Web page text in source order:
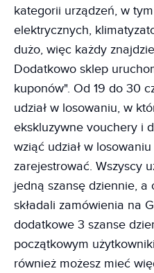
kategorii urządzeń, w
elektrycznych,
dużo, więc każdy
Dodatkowo sklep
kuponów". Od 19 do 30
udział w losowaniu, w
ekskluzywne vouchery i
wziąć udział w
zarejestrować. Wszyscy
jedną szansę dziennie, a
składali zamówienia na
dodatkowe 3 szanse
początkowym
również możesz mieć